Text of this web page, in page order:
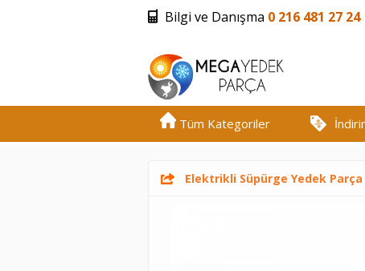
Bilgi ve Danışma 0 216 481 27 24
Tüm Kategoriler
Elektrikli Süpürge Yedek Parça